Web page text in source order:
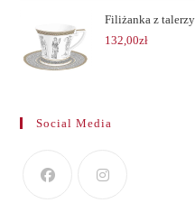
Filiżanka z
132,00zł
Social Media